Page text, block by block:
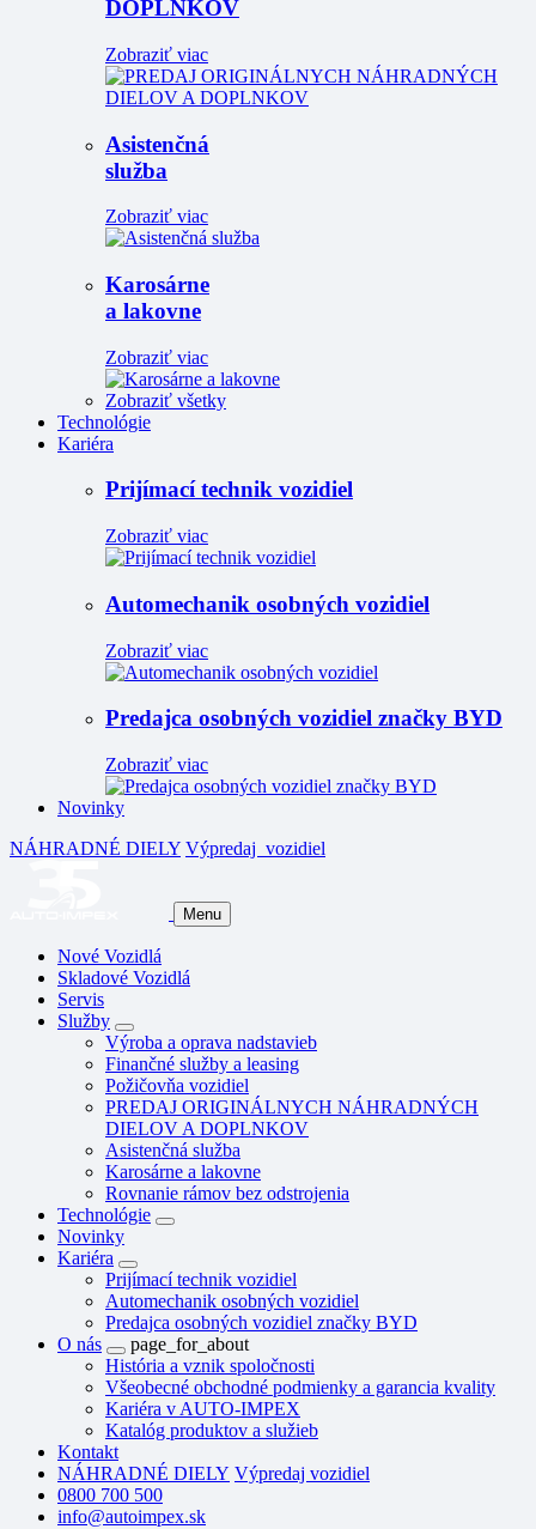
DOPLNKOV
Zobraziť viac
Asistenčná
služba
Zobraziť viac
Karosárne
a lakovne
Zobraziť viac
Zobraziť všetky
Technológie
Kariéra
Prijímací technik vozidiel
Zobraziť viac
Automechanik osobných vozidiel
Zobraziť viac
Predajca osobných vozidiel značky BYD
Zobraziť viac
Novinky
NÁHRADNÉ DIELY Výpredaj vozidiel
Menu
Nové Vozidlá
Skladové Vozidlá
Servis
Služby
Výroba a oprava nadstavieb
Finančné služby a leasing
Požičovňa vozidiel
PREDAJ ORIGINÁLNYCH NÁHRADNÝCH
DIELOV A DOPLNKOV
Asistenčná služba
Karosárne a lakovne
Rovnanie rámov bez odstrojenia
Technológie
Novinky
Kariéra
Prijímací technik vozidiel
Automechanik osobných vozidiel
Predajca osobných vozidiel značky BYD
O nás
page_for_about
História a vznik spoločnosti
Všeobecné obchodné podmienky a garancia kvality
Kariéra v AUTO-IMPEX
Katalóg produktov a služieb
Kontakt
NÁHRADNÉ DIELY Výpredaj vozidiel
0800 700 500
info@autoimpex.sk